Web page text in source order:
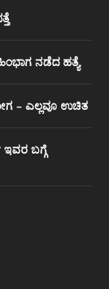
ಹಿಂಭಾಗ ನಡೆದ ಹತ್ಯೆ
– ಎಲ್ಲವೂ ಉಚಿತ
ಬಗ್ಗೆ